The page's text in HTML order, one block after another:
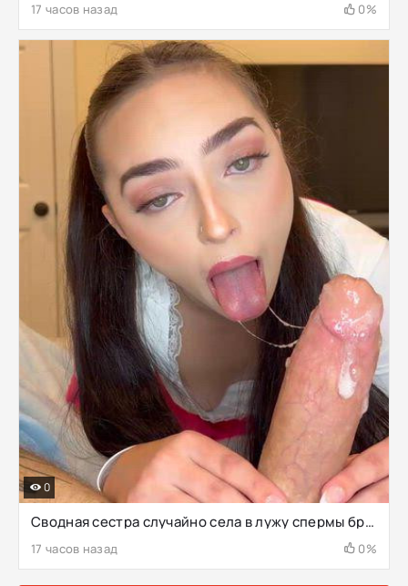
17 часов назад 0%
Сводная сестра случайно села в лужу спермы брата
17 часов назад 0%
0